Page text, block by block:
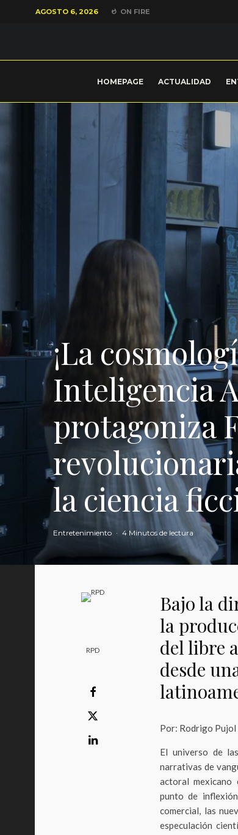
AGOSTO 6, 2026 ON FIRE
HOMEPAGE ACTUALIDAD
¡La
Inteligencia
protagoniza
la ciencia
Entretenimiento · 4 Minutos de lectura
RPD
Bajo la
la
del libre
desde
Por: Rodrigo Pujol
El universo de
narrativas de
actoral mexicano
punto de
comercial, las
especulación